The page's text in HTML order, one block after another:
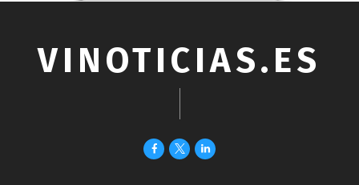
VINOTICIAS.ES